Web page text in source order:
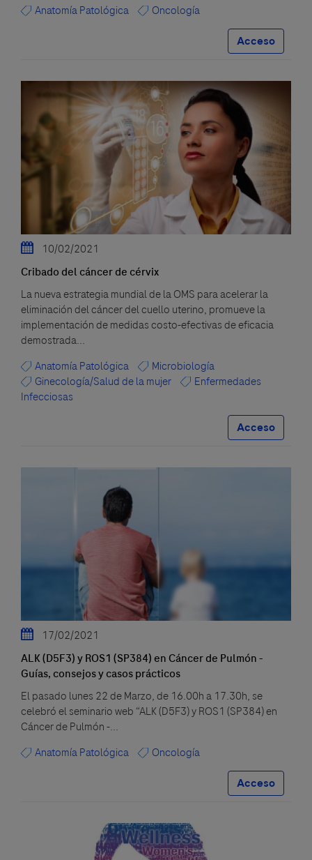
Anatomía Patológica
Oncología
Acceso
10/02/2021
Cribado del cáncer de cérvix
La nueva estrategia mundial de la OMS para acelerar la
eliminación del cáncer del cuello uterino, promueve la
implementación de medidas costo-efectivas de eficacia
demostrada...
Anatomía Patológica
Microbiología
Ginecología/Salud de la mujer
Enfermedades
Infecciosas
Acceso
17/02/2021
ALK (D5F3) y ROS1 (SP384) en Cáncer de Pulmón -
Guías, consejos y casos prácticos
El pasado lunes 22 de Marzo, de 16.00h a 17.30h, se
celebró el seminario web “ALK (D5F3) y ROS1 (SP384) en
Cáncer de Pulmón -...
Anatomía Patológica
Oncología
Acceso